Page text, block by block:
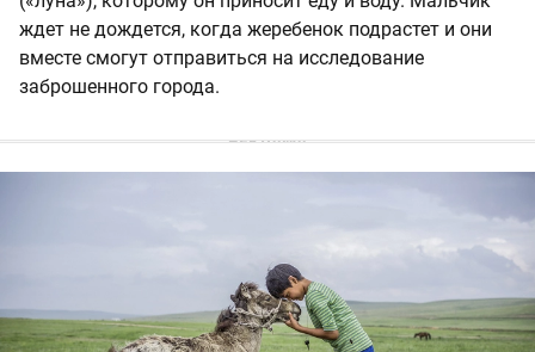
ждет не дождется, когда жеребенок подрастет и они
вместе смогут отправиться на исследование
заброшенного города.